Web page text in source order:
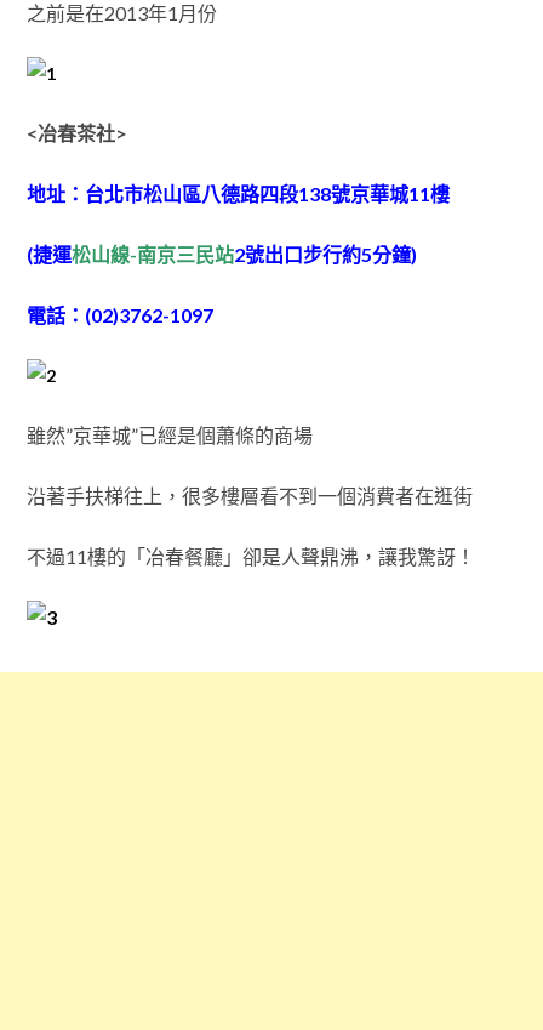
之前是在2013年1月份
<冶春茶社>
地址：台北市松山區八德路四段138號京華城11樓
(捷運松山線-南京三民站2號出口步行約5分鐘)
電話：(02)3762-1097
雖然”京華城”已經是個蕭條的商場
沿著手扶梯往上，很多樓層看不到一個消費者在逛街
不過11樓的「冶春餐廳」卻是人聲鼎沸，讓我驚訝！